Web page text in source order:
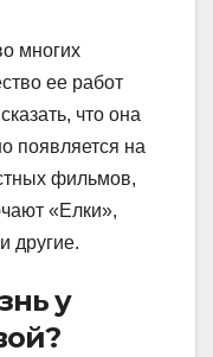
многих
ее работ
что она
появляется на
фильмов,
«Елки»,
другие.
у